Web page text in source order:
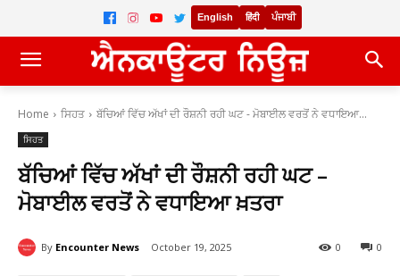
English हिंदी ਪੰਜਾਬੀ
Home ਸਿਹਤ ਬੱਚਿਆਂ ਵਿੱਚ ਅੱਖਾਂ ਦੀ ਰੌਸ਼ਨੀ ਰਹੀ ਘਟ - ਮੋਬਾਈਲ ਵਰਤੋਂ ਨੇ ਵਧਾਇਆ...
ਸਿਹਤ
ਬੱਚਿਆਂ ਵਿੱਚ ਅੱਖਾਂ ਦੀ ਰੌਸ਼ਨੀ ਰਹੀ ਘਟ –
ਮੋਬਾਈਲ ਵਰਤੋਂ ਨੇ ਵਧਾਇਆ ਖ਼ਤਰਾ
By Encounter News October 19, 2025 0
0